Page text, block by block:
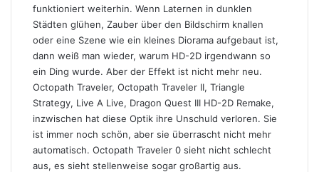
funktioniert weiterhin. Wenn Laternen in dunklen
Städten glühen, Zauber über den Bildschirm knallen
oder eine Szene wie ein kleines Diorama aufgebaut ist,
dann weiß man wieder, warum HD-2D irgendwann so
ein Ding wurde. Aber der Effekt ist nicht mehr neu.
Octopath Traveler, Octopath Traveler II, Triangle
Strategy, Live A Live, Dragon Quest III HD-2D Remake,
inzwischen hat diese Optik ihre Unschuld verloren. Sie
ist immer noch schön, aber sie überrascht nicht mehr
automatisch. Octopath Traveler 0 sieht nicht schlecht
aus, es sieht stellenweise sogar großartig aus.